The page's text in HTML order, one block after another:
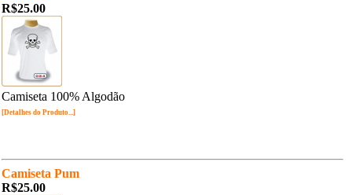
R$25.00
Camiseta 100% Algodão
[Detalhes do Produto...]
Camiseta Pum
R$25.00